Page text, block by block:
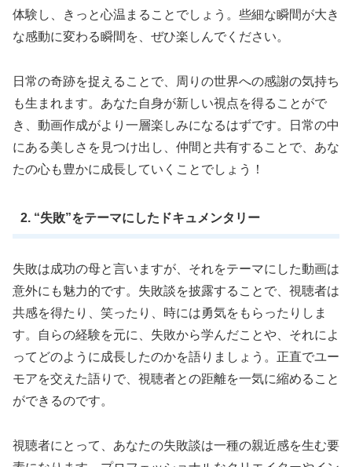
体験し、きっと心温まることでしょう。些細な瞬間が大き
な感動に変わる瞬間を、ぜひ楽しんでください。
日常の奇跡を捉えることで、周りの世界への感謝の気持ち
も生まれます。あなた自身が新しい視点を得ることがで
き、動画作成がより一層楽しみになるはずです。日常の中
にある美しさを見つけ出し、仲間と共有することで、あな
たの心も豊かに成長していくことでしょう！
2. “失敗”をテーマにしたドキュメンタリー
失敗は成功の母と言いますが、それをテーマにした動画は
意外にも魅力的です。失敗談を披露することで、視聴者は
共感を得たり、笑ったり、時には勇気をもらったりしま
す。自らの経験を元に、失敗から学んだことや、それによ
ってどのように成長したのかを語りましょう。正直でユー
モアを交えた語りで、視聴者との距離を一気に縮めること
ができるのです。
視聴者にとって、あなたの失敗談は一種の親近感を生む要